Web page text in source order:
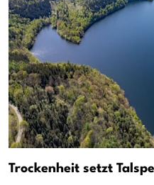
Trockenheit setzt